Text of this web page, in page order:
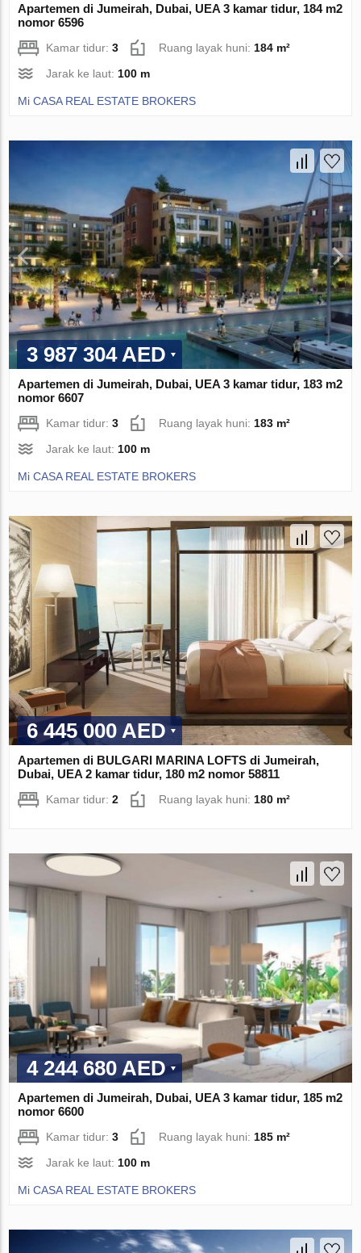
Apartemen di Jumeirah, Dubai, UEA 3 kamar tidur, 184 m2
nomor 6596
Kamar tidur:3 Ruang layak huni: 184 m²
Jarak ke laut: 100 m
Mi CASA REAL ESTATE BROKERS
3 987 304 AED
Apartemen di Jumeirah, Dubai, UEA 3 kamar tidur, 183 m2
nomor 6607
Kamar tidur:3 Ruang layak huni:183 m²
Jarak ke laut:100 m
Mi CASA REAL ESTATE BROKERS
6 445 000 AED
Apartemen di BULGARI MARINA LOFTS di Jumeirah,
Dubai, UEA 2 kamar tidur, 180 m2 nomor 58811
Kamar tidur:2 Ruang layak huni: 180 m²
4 244 680 AED
Apartemen di Jumeirah, Dubai, UEA 3 kamar tidur, 185 m2
nomor 6600
Kamar tidur:3 Ruang layak huni: 185 m²
Jarak ke laut: 100 m
Mi CASA REAL ESTATE BROKERS